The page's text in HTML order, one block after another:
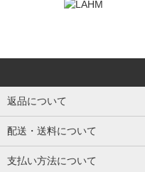
返品について
配送・送料について
支払い方法について